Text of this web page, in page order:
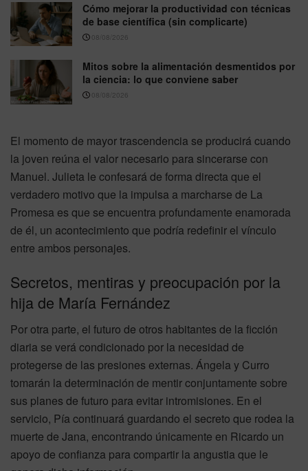
Cómo mejorar la productividad con técnicas
de base científica (sin complicarte)
08/08/2026
Mitos sobre la alimentación desmentidos por
la ciencia: lo que conviene saber
08/08/2026
El momento de mayor trascendencia se producirá cuando
la joven reúna el valor necesario para sincerarse con
Manuel. Julieta le confesará de forma directa que el
verdadero motivo que la impulsa a marcharse de La
Promesa es que se encuentra profundamente enamorada
de él, un acontecimiento que podría redefinir el vínculo
entre ambos personajes.
Secretos, mentiras y preocupación por la
hija de María Fernández
Por otra parte, el futuro de otros habitantes de la ficción
diaria se verá condicionado por la necesidad de
protegerse de las presiones externas. Ángela y Curro
tomarán la determinación de mentir conjuntamente sobre
sus planes de futuro para evitar intromisiones. En el
servicio, Pía continuará guardando el secreto que rodea la
muerte de Jana, encontrando únicamente en Ricardo un
apoyo de confianza para compartir la angustia que le